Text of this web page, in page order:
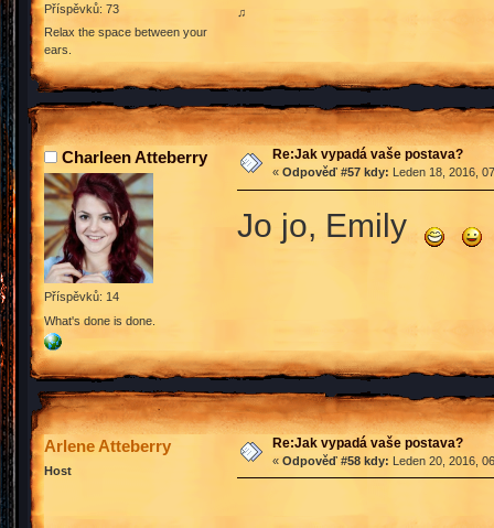
Příspěvků: 73
Relax the space between your
ears.
♫
Charleen Atteberry
Příspěvků: 14
What's done is done.
Re:Jak vypadá vaše postava?
« Odpověď #57 kdy: Leden 18, 2016,
Jo jo, Emily
Arlene Atteberry
Host
Re:Jak vypadá vaše postava?
« Odpověď #58 kdy: Leden 20, 2016,